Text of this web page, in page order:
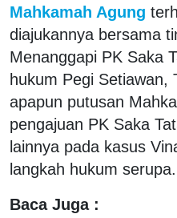
Mahkamah Agung
diajukannya bersama
Menanggapi PK Saka
hukum Pegi Setiawan,
apapun putusan
pengajuan PK Saka
lainnya pada kasus
langkah hukum serupa.
Baca Juga :